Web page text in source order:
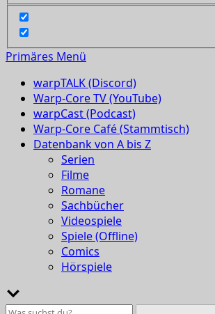
Primäres Menü
warpTALK (Discord)
Warp-Core TV (YouTube)
warpCast (Podcast)
Warp-Core Café (Stammtisch)
Datenbank von A bis Z
Serien
Filme
Romane
Sachbücher
Videospiele
Spiele (Offline)
Comics
Hörspiele